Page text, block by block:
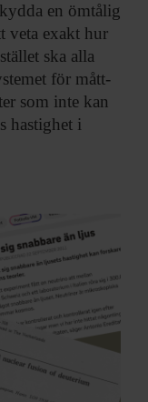
en ömtålig
veta exakt hur
ska alla
för mått­­
som inte kan
hastighet i